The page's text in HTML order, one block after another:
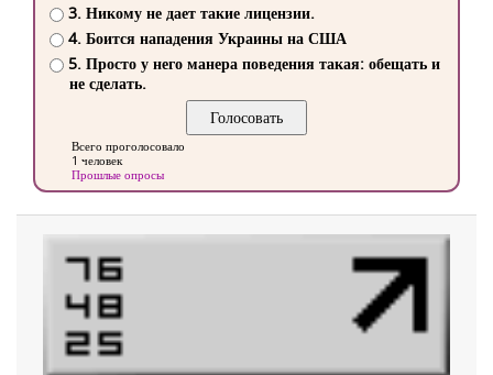
3. Никому не дает такие лицензии.
4. Боится нападения Украины на США
5. Просто у него манера поведения такая: обещать и
не сделать.
Всего проголосовало
1 человек
Прошлые опросы